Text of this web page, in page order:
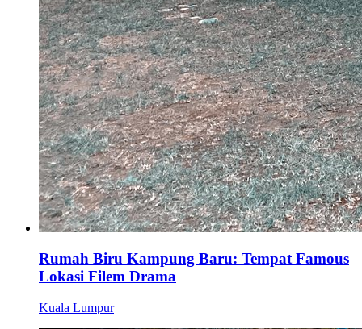
Rumah Biru Kampung Baru: Tempat Famous
Lokasi Filem Drama
Kuala Lumpur